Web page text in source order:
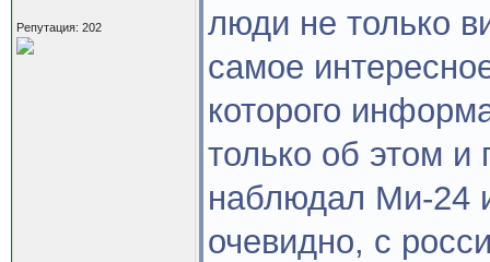
Репутация: 202
люди не только
самое
которого
только об этом и
наблюдал Ми-24
очевидно, с